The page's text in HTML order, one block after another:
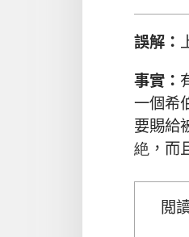
誤解：
事實：
一個希
要賜給
絶，而
閲